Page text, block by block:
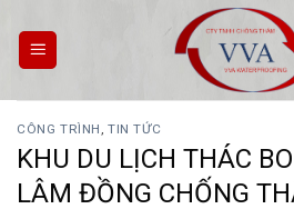
content
CÔNG TRÌNH,TIN TỨC
KHU DU LỊCH THÁC
LÂM ĐỒNG CHỐNG